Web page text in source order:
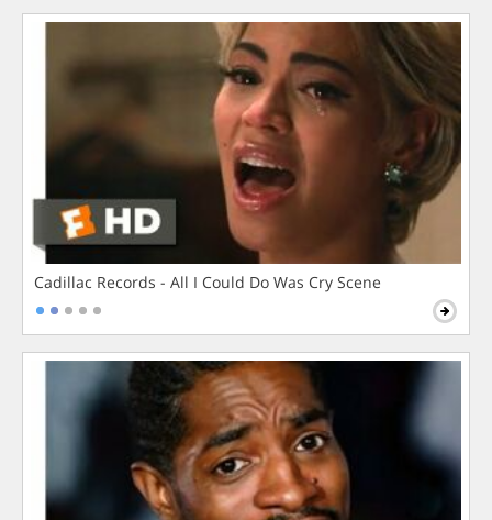
Cadillac Records - All I Could Do Was Cry Scene